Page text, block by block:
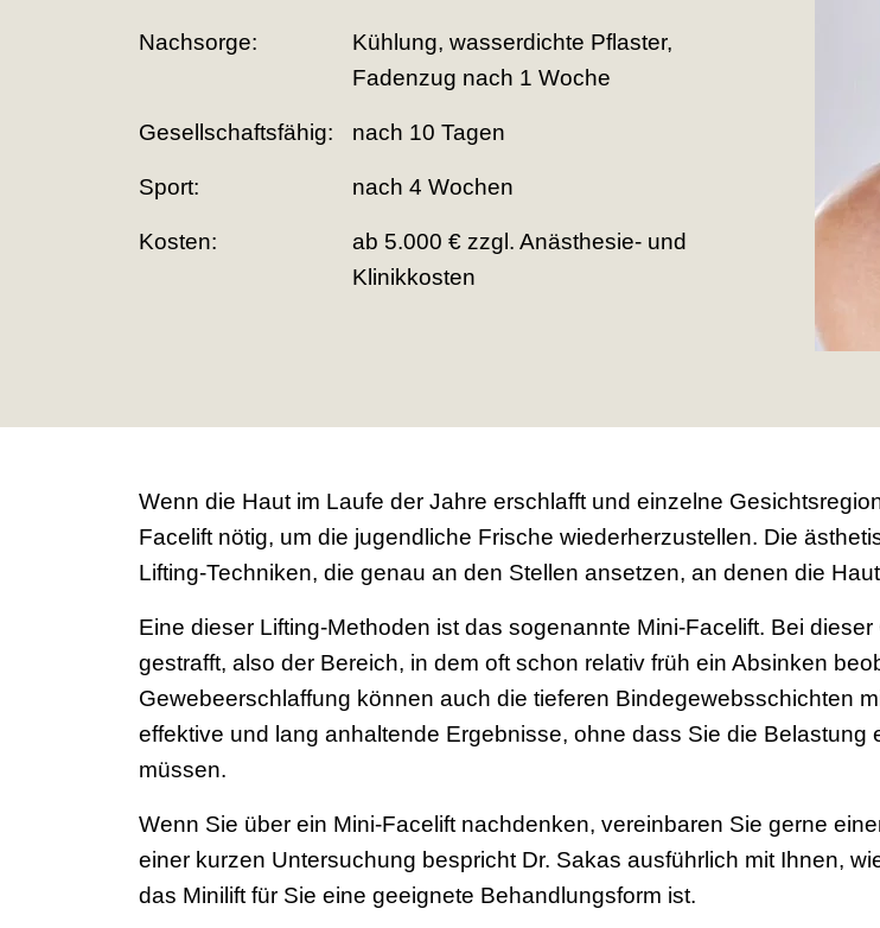
Nachsorge:
Kühlung, wasserdichte Pflaster,
Fadenzug nach 1 Woche
Gesellschaftsfähig: nach 10 Tagen
Sport: nach 4 Wochen
Kosten:
ab 5.000 € zzgl. Anästhesie- und
Klinikkosten
Wenn die Haut im Laufe der Jahre erschlafft und einzelne
Facelift nötig, um die jugendliche Frische wiederherzustellen. Die
Lifting-Techniken, die genau an den Stellen ansetzen, an denen die
Eine dieser Lifting-Methoden ist das sogenannte Mini-Facelift. Bei
gestrafft, also der Bereich, in dem oft schon relativ früh ein Absinken
Gewebeerschlaffung können auch die tieferen Bindegewebsschichten
effektive und lang anhaltende Ergebnisse, ohne dass Sie die
müssen.
Wenn Sie über ein Mini-Facelift nachdenken, vereinbaren Sie gerne
einer kurzen Untersuchung bespricht Dr. Sakas ausführlich mit Ihnen,
das Minilift für Sie eine geeignete Behandlungsform ist.